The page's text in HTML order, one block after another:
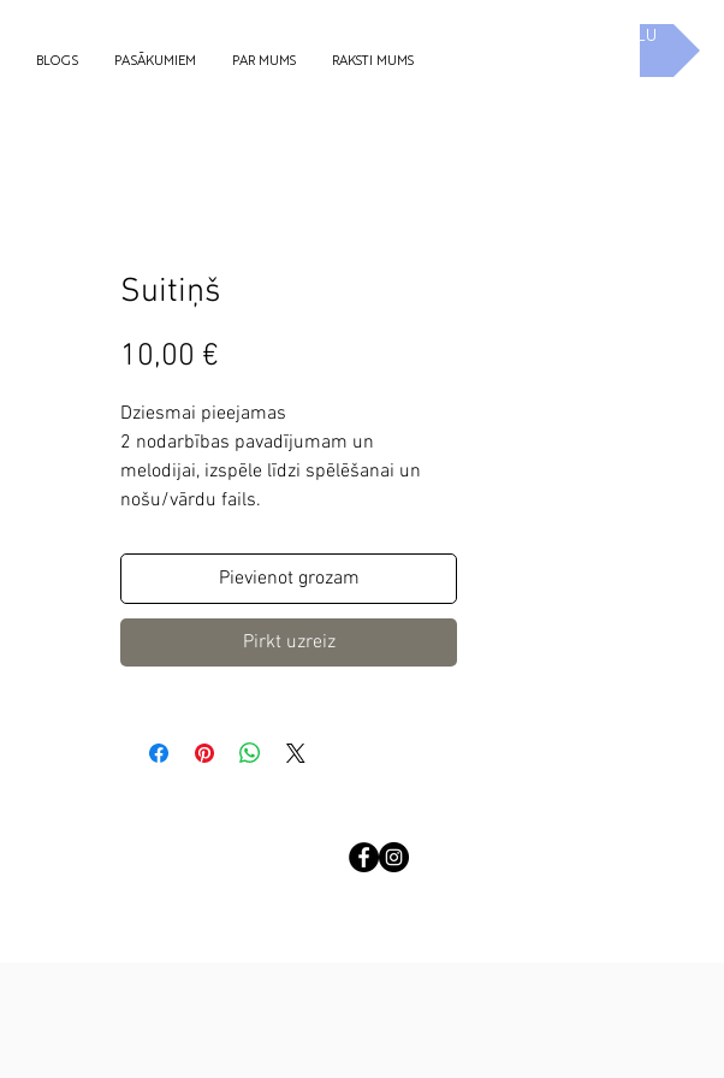
BLOGS PASĀKUMIEM PAR MUMS RAKSTI MUMS
UZ E-SKOLU
Suitiņš
10,00 €
Dziesmai pieejamas
2 nodarbības pavadījumam un
melodijai, izspēle līdzi spēlēšanai un
nošu/vārdu fails.
Pievienot grozam
Pirkt uzreiz